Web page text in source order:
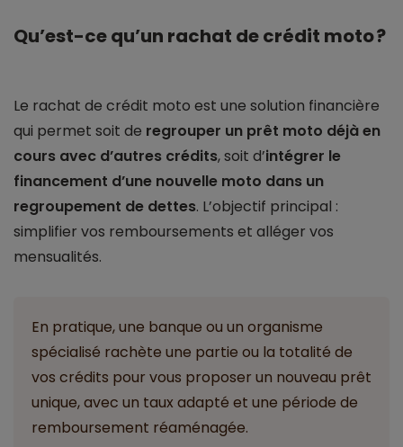
Qu’est-ce qu’un rachat de crédit moto ?
Le rachat de crédit moto est une solution financière
qui permet soit de regrouper un prêt moto déjà en
cours avec d’autres crédits, soit d’intégrer le
financement d’une nouvelle moto dans un
regroupement de dettes. L’objectif principal :
simplifier vos remboursements et alléger vos
mensualités.
En pratique, une banque ou un organisme
spécialisé rachète une partie ou la totalité de
vos crédits pour vous proposer un nouveau prêt
unique, avec un taux adapté et une période de
remboursement réaménagée.